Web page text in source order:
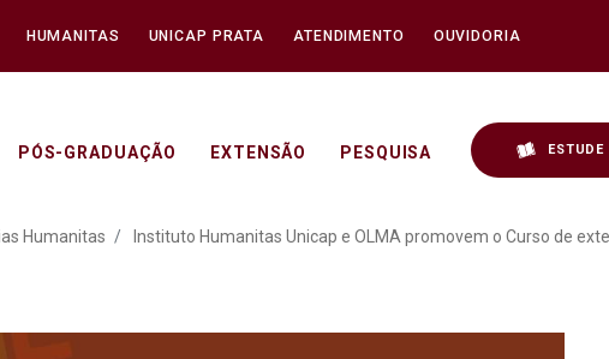
HUMANITAS UNICAP PRATA ATENDIMENTO OUVIDORIA
PÓS-GRADUAÇÃO EXTENSÃO PESQUISA
Unicap e OLMA
Humanitas Instituto Humanitas Unicap e OLMA promovem o Curso de